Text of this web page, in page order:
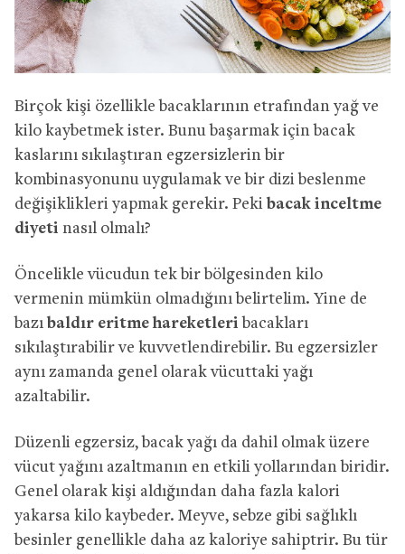
Birçok kişi özellikle bacaklarının etrafından yağ ve
kilo kaybetmek ister. Bunu başarmak için bacak
kaslarını sıkılaştıran egzersizlerin bir
kombinasyonunu uygulamak ve bir dizi beslenme
değişiklikleri yapmak gerekir. Peki bacak inceltme
diyeti nasıl olmalı?
Öncelikle vücudun tek bir bölgesinden kilo
vermenin mümkün olmadığını belirtelim. Yine de
bazı baldır eritme hareketleri bacakları
sıkılaştırabilir ve kuvvetlendirebilir. Bu egzersizler
aynı zamanda genel olarak vücuttaki yağı
azaltabilir.
Düzenli egzersiz, bacak yağı da dahil olmak üzere
vücut yağını azaltmanın en etkili yollarından biridir.
Genel olarak kişi aldığından daha fazla kalori
yakarsa kilo kaybeder. Meyve, sebze gibi sağlıklı
besinler genellikle daha az kaloriye sahiptrir. Bu tür